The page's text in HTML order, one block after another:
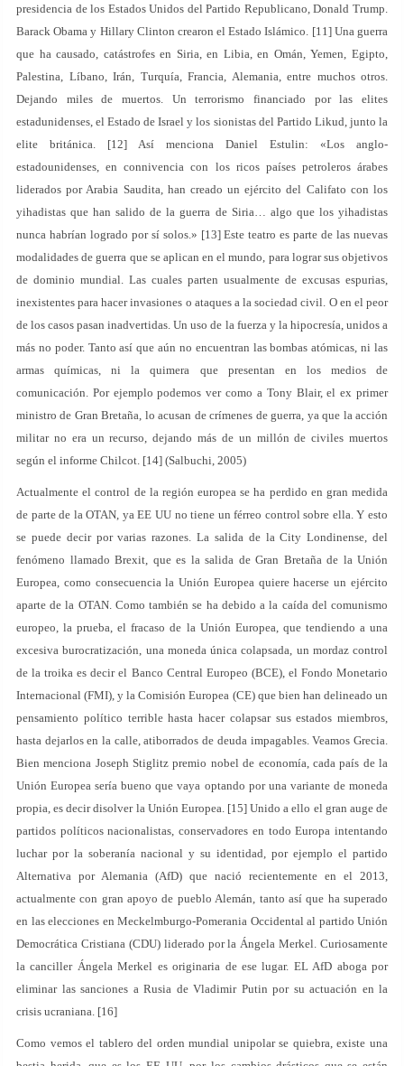
presidencia de los Estados Unidos del Partido Republicano, Donald Trump.
Barack Obama y Hillary Clinton crearon el Estado Islámico. [11] Una guerra
que ha causado, catástrofes en Siria, en Libia, en Omán, Yemen, Egipto,
Palestina, Líbano, Irán, Turquía, Francia, Alemania, entre muchos otros.
Dejando miles de muertos. Un terrorismo financiado por las elites
estadunidenses, el Estado de Israel y los sionistas del Partido Likud, junto la
elite británica. [12] Así menciona Daniel Estulin: «Los anglo-
estadounidenses, en connivencia con los ricos países petroleros árabes
liderados por Arabia Saudita, han creado un ejército del Califato con los
yihadistas que han salido de la guerra de Siria… algo que los yihadistas
nunca habrían logrado por sí solos.» [13] Este teatro es parte de las nuevas
modalidades de guerra que se aplican en el mundo, para lograr sus objetivos
de dominio mundial. Las cuales parten usualmente de excusas espurias,
inexistentes para hacer invasiones o ataques a la sociedad civil. O en el peor
de los casos pasan inadvertidas. Un uso de la fuerza y la hipocresía, unidos a
más no poder. Tanto así que aún no encuentran las bombas atómicas, ni las
armas químicas, ni la quimera que presentan en los medios de
comunicación. Por ejemplo podemos ver como a Tony Blair, el ex primer
ministro de Gran Bretaña, lo acusan de crímenes de guerra, ya que la acción
militar no era un recurso, dejando más de un millón de civiles muertos
según el informe Chilcot. [14] (Salbuchi, 2005)
Actualmente el control de la región europea se ha perdido en gran medida
de parte de la OTAN, ya EE UU no tiene un férreo control sobre ella. Y esto
se puede decir por varias razones. La salida de la City Londinense, del
fenómeno llamado Brexit, que es la salida de Gran Bretaña de la Unión
Europea, como consecuencia la Unión Europea quiere hacerse un ejército
aparte de la OTAN. Como también se ha debido a la caída del comunismo
europeo, la prueba, el fracaso de la Unión Europea, que tendiendo a una
excesiva burocratización, una moneda única colapsada, un mordaz control
de la troika es decir el Banco Central Europeo (BCE), el Fondo Monetario
Internacional (FMI), y la Comisión Europea (CE) que bien han delineado un
pensamiento político terrible hasta hacer colapsar sus estados miembros,
hasta dejarlos en la calle, atiborrados de deuda impagables. Veamos Grecia.
Bien menciona Joseph Stiglitz premio nobel de economía, cada país de la
Unión Europea sería bueno que vaya optando por una variante de moneda
propia, es decir disolver la Unión Europea. [15] Unido a ello el gran auge de
partidos políticos nacionalistas, conservadores en todo Europa intentando
luchar por la soberanía nacional y su identidad, por ejemplo el partido
Alternativa por Alemania (AfD) que nació recientemente en el 2013,
actualmente con gran apoyo de pueblo Alemán, tanto así que ha superado
en las elecciones en Meckelmburgo-Pomerania Occidental al partido Unión
Democrática Cristiana (CDU) liderado por la Ángela Merkel. Curiosamente
la canciller Ángela Merkel es originaria de ese lugar. EL AfD aboga por
eliminar las sanciones a Rusia de Vladimir Putin por su actuación en la
crisis ucraniana. [16]
Como vemos el tablero del orden mundial unipolar se quiebra, existe una